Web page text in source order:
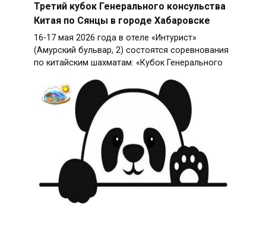
Третий кубок Генерального консульства
Китая по Сянцы в городе Хабаровске
16-17 мая 2026 года в отеле «Интурист»
(Амурский бульвар, 2) состоятся соревнования
по китайским шахматам: «Кубок Генерального